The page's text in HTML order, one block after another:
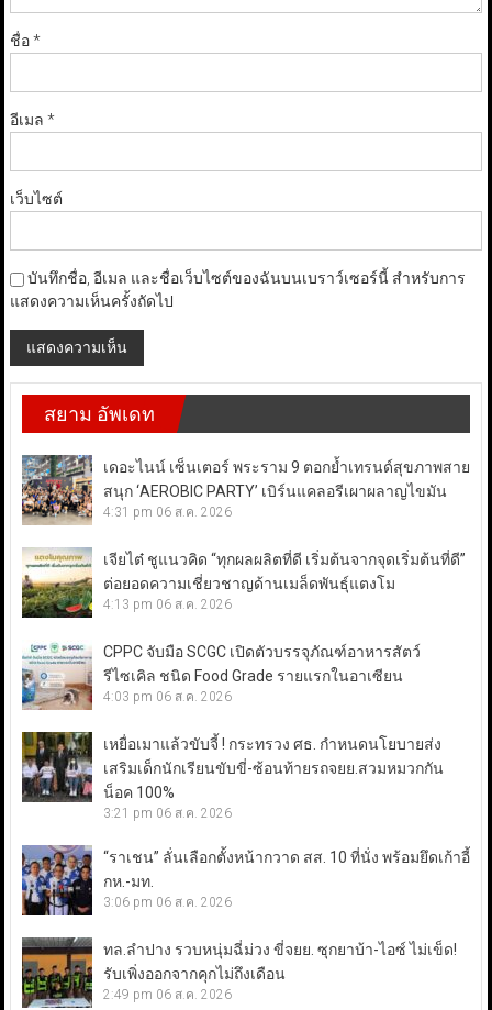
ชื่อ*
อีเมล *
เว็บไซต์
บันทึกชื่อ, อีเมล และชื่อเว็บไซต์ของฉันบนเบราว์เซอร์นี้ สำหรับการ
แสดงความเห็นครั้งถัดไป
สยาม อัพเดท
เดอะไนน์ เซ็นเตอร์ พระราม 9 ตอกย้ำเทรนด์สุขภาพสาย
สนุก ‘AEROBIC PARTY’ เบิร์นแคลอรีเผาผลาญไขมัน
4:31 pm 06 ส.ค. 2026
เจียไต๋ ชูแนวคิด “ทุกผลผลิตที่ดี เริ่มต้นจากจุดเริ่มต้นที่ดี”
ต่อยอดความเชี่ยวชาญด้านเมล็ดพันธุ์แตงโม
4:13 pm 06 ส.ค. 2026
CPPC จับมือ SCGC เปิดตัวบรรจุภัณฑ์อาหารสัตว์
รีไซเคิล ชนิด Food Grade รายแรกในอาเซียน
4:03 pm 06 ส.ค. 2026
เหยื่อเมาแล้วขับจี้ ! กระทรวง ศธ. กำหนดนโยบายส่ง
เสริมเด็กนักเรียนขับขี่-ซ้อนท้ายรถจยย.สวมหมวกกัน
น็อค 100%
3:21 pm 06 ส.ค. 2026
“ราเชน” ลั่นเลือกตั้งหน้ากวาด สส. 10 ที่นั่ง พร้อมยึดเก้าอี้
กห.-มท.
3:06 pm 06 ส.ค. 2026
ทล.ลำปาง รวบหนุ่มฉี่ม่วง ขี่จยย. ซุกยาบ้า-ไอซ์ ไม่เข็ด!
รับเพิ่งออกจากคุกไม่ถึงเดือน
2:49 pm 06 ส.ค. 2026